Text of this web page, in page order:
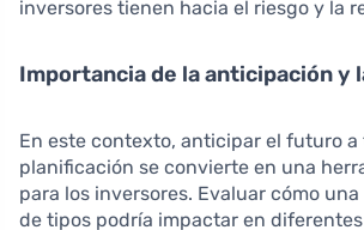
inversores tienen hacia el riesgo y la
Importancia de la anticipación y
En este contexto, anticipar el futuro a
planificación se convierte en una
para los inversores. Evaluar cómo
de tipos podría impactar en